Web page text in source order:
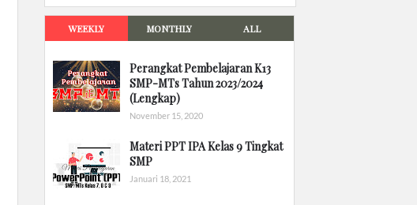
WEEKLY MONTHLY ALL
Perangkat Pembelajaran K13
SMP-MTs Tahun 2023/2024
(Lengkap)
November 15, 2020
Materi PPT IPA Kelas 9 Tingkat
SMP
Januari 18, 2021